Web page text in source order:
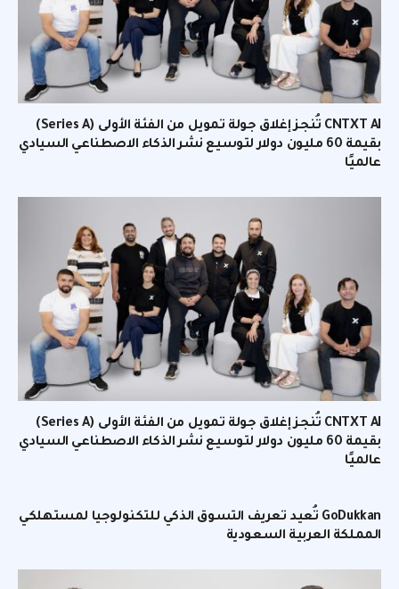
CNTXT AI تُنجز إغلاق جولة تمويل من الفئة الأولى (Series A)
بقيمة 60 مليون دولار لتوسيع نشر الذكاء الاصطناعي السيادي
عالميًا
CNTXT AI تُنجز إغلاق جولة تمويل من الفئة الأولى (Series A)
بقيمة 60 مليون دولار لتوسيع نشر الذكاء الاصطناعي السيادي
عالميًا
GoDukkan تُعيد تعريف التسوق الذكي للتكنولوجيا لمستهلكي
المملكة العربية السعودية